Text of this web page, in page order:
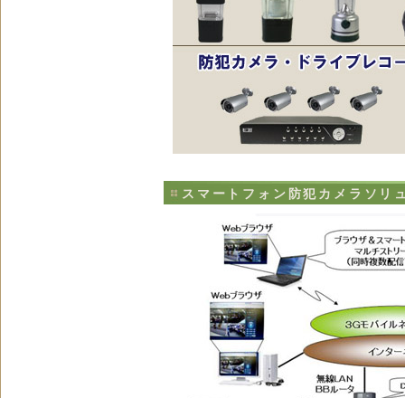
スマートフォン防犯カメラソリ